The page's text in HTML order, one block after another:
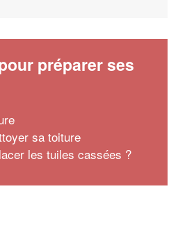
préparer ses
sa toiture
les tuiles cassées ?